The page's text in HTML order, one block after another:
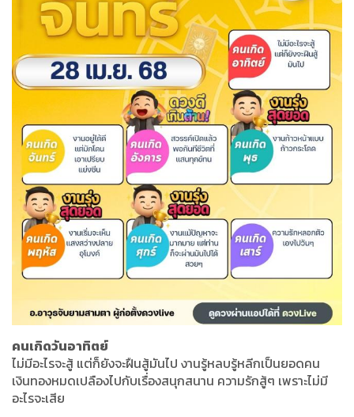
คนเกิดวันอาทิตย์
ไม่มีอะไรจะสู้ แต่ก็ยังจะฝืนสู้มันไป งานรู้หลบรู้หลีกเป็นยอดคน
เงินทองหมดเปลืองไปกับเรื่องสนุกสนาน ความรักสู้ๆ เพราะไม่มี
อะไรจะเสีย